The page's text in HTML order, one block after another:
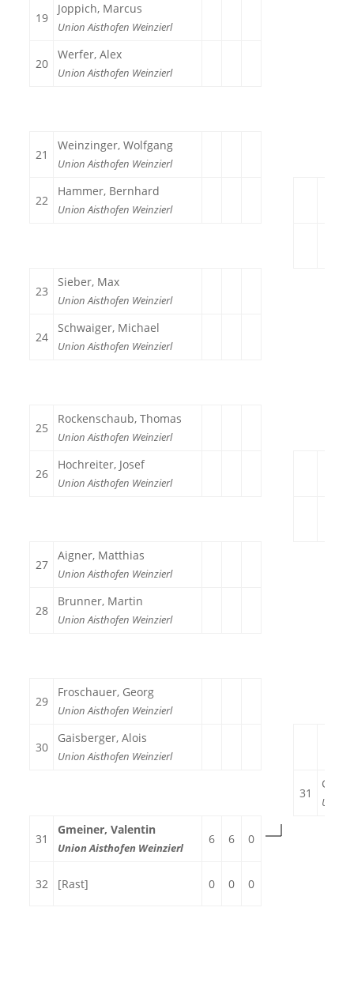
19
Joppich, Marcus
Union Aisthofen Weinzierl
20
Werfer, Alex
Union Aisthofen Weinzierl
21
Weinzinger, Wolfgang
Union Aisthofen Weinzierl
22
Hammer, Bernhard
Union Aisthofen Weinzierl
23
Sieber, Max
Union Aisthofen Weinzierl
24
Schwaiger, Michael
Union Aisthofen Weinzierl
25
Rockenschaub, Thomas
Union Aisthofen Weinzierl
26
Hochreiter, Josef
Union Aisthofen Weinzierl
27
Aigner, Matthias
Union Aisthofen Weinzierl
28
Brunner, Martin
Union Aisthofen Weinzierl
29
Froschauer, Georg
Union Aisthofen Weinzierl
30
Gaisberger, Alois
Union Aisthofen Weinzierl
31
Union
31
Gmeiner, Valentin
Union Aisthofen Weinzierl
6 6 0
32 [Rast] 0 0 0